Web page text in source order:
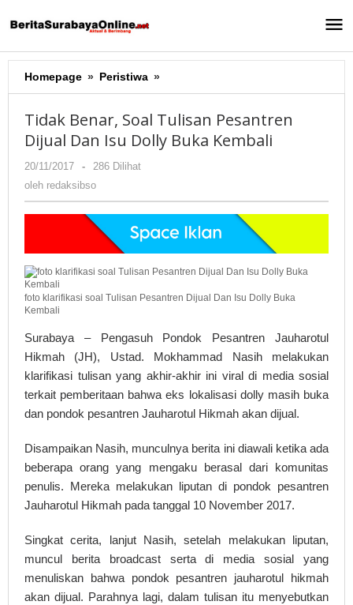
ke
Homepage » Peristiwa »
Benar,
Tulisan
Pesantren
Buka
Kembali
Tidak Benar, Soal Tulisan Pesantren
Dijual Dan Isu Dolly Buka Kembali
20/11/2017
oleh
redaksibso
-
286 Dilihat
oleh redaksibso
foto klarifikasi soal Tulisan Pesantren Dijual Dan Isu Dolly Buka
Kembali
Surabaya – Pengasuh Pondok Pesantren Jauharotul
Hikmah (JH), Ustad. Mokhammad Nasih melakukan
klarifikasi tulisan yang akhir-akhir ini viral di media sosial
terkait pemberitaan bahwa eks lokalisasi dolly masih buka
dan pondok pesantren Jauharotul Hikmah akan dijual.
Disampaikan Nasih, munculnya berita ini diawali ketika ada
beberapa orang yang mengaku berasal dari komunitas
penulis. Mereka melakukan liputan di pondok pesantren
Jauharotul Hikmah pada tanggal 10 November 2017.
Singkat cerita, lanjut Nasih, setelah melakukan liputan,
muncul berita broadcast serta di media sosial yang
menuliskan bahwa pondok pesantren jauharotul hikmah
akan dijual. Parahnya lagi, dalam tulisan itu menyebutkan